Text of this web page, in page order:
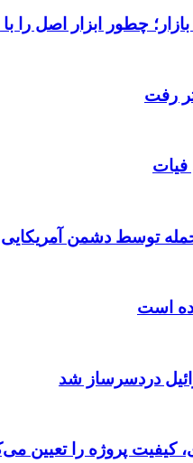
چطور ابزار اصل را
فیات
توسط دشمن آمریکایی
است
دردسرساز شد
کیفیت پروژه را تعیین